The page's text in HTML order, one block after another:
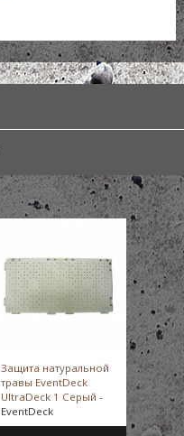
Защита натуральной
травы EventDeck
UltraDeck 1 Серый -
EventDeck